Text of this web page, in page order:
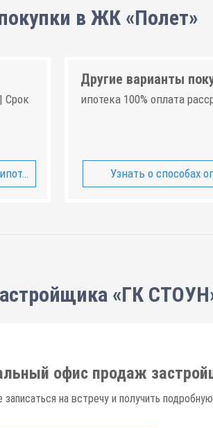
в ЖК «Полет»
Срок
Другие варианты
ипотека 100% оплата
Узнать о способах
«ГК
офис продаж
на встречу и получить